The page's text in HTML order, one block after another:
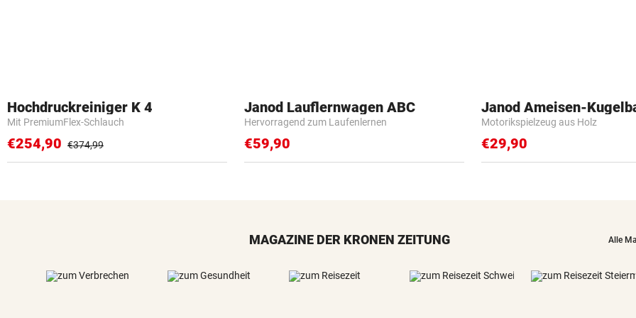
Hochdruckreiniger K 4
Mit PremiumFlex-Schlauch
€254,90 €374,99
Janod Lauflernwagen ABC
Hervorragend zum Laufenlernen
€59,90
Janod Ameisen-
Motorikspielzeug aus Holz
€29,90
MAGAZINE DER KRONEN ZEITUNG Alle